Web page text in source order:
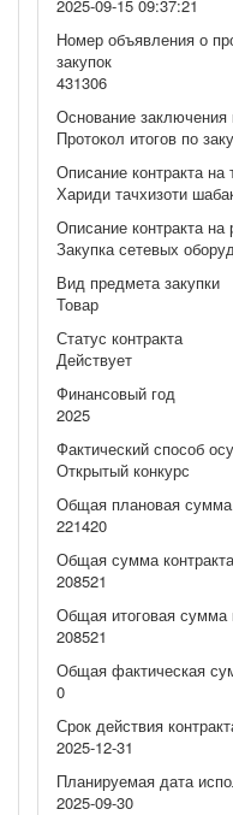
2025-09-15 09:37:21
Номер объявления о
закупок
431306
Основание заключения
Протокол итогов по
Описание контракта
Хариди тачхизоти
Описание контракта на
Закупка сетевых
Вид предмета закупки
Товар
Статус контракта
Действует
Финансовый год
2025
Фактический способ
Открытый конкурс
Общая плановая сумма
221420
Общая сумма
208521
Общая итоговая сумма
208521
Общая фактическая
0
Срок действия
2025-12-31
Планируемая дата
2025-09-30